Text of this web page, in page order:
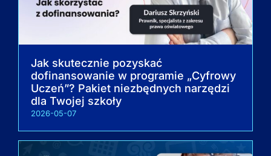
Jak skutecznie pozyskać
dofinansowanie w programie „Cyfrowy
Uczeń”? Pakiet niezbędnych narzędzi
dla Twojej szkoły
2026-05-07